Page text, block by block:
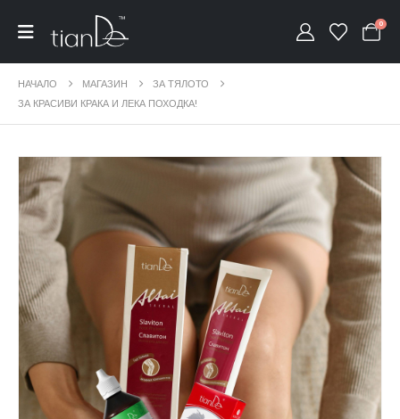
0
НАЧАЛО МАГАЗИН
ЗА ТЯЛОТО
ЗА КРАСИВИ КРАКА И ЛЕКА ПОХОДКА!